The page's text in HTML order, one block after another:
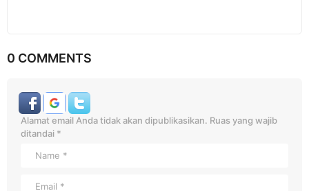
0 COMMENTS
Alamat email Anda tidak akan dipublikasikan. Ruas yang wajib
ditandai *